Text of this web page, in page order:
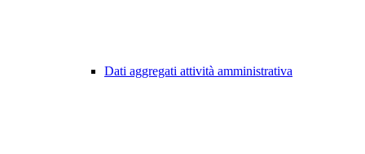
Dati aggregati attività amministrativa